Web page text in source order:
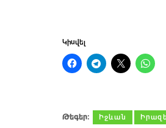
Կիսվել
Թեգեր։ Իջևան